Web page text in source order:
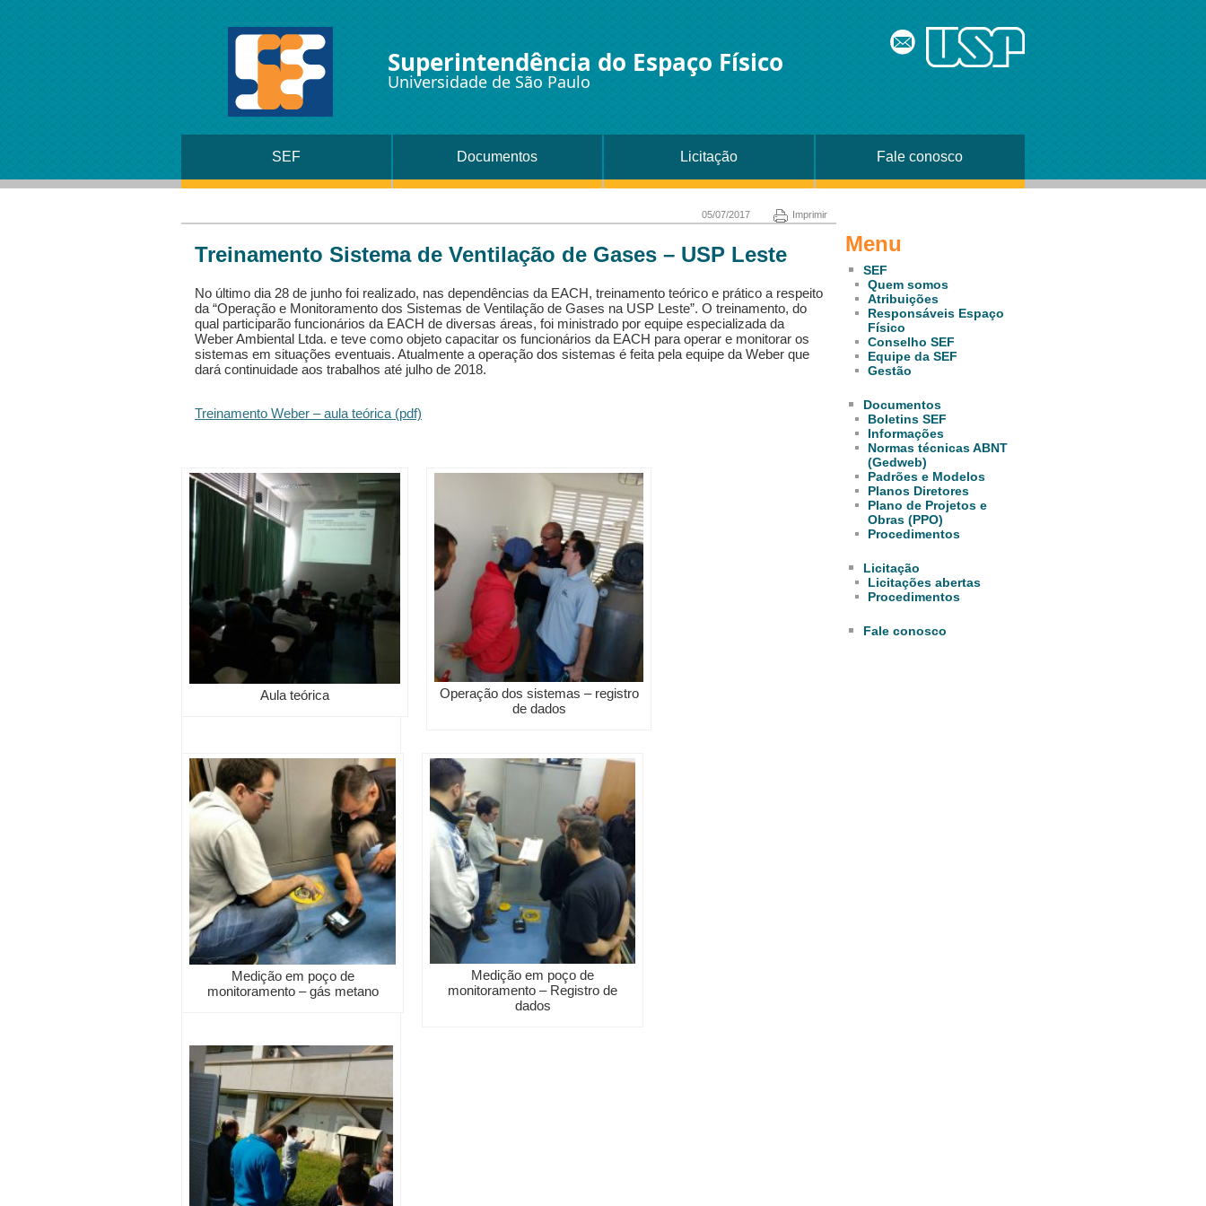
Superintendência do Espaço Físico
Universidade de São Paulo
SEF Documentos Licitação Fale conosco
05/07/2017 Imprimir
Treinamento Sistema de Ventilação de Gases – USP Leste
No último dia 28 de junho foi realizado, nas dependências da EACH, treinamento teórico e prático a respeito
da “Operação e Monitoramento dos Sistemas de Ventilação de Gases na USP Leste”. O treinamento, do
qual participarão funcionários da EACH de diversas áreas, foi ministrado por equipe especializada da
Weber Ambiental Ltda. e teve como objeto capacitar os funcionários da EACH para operar e monitorar os
sistemas em situações eventuais. Atualmente a operação dos sistemas é feita pela equipe da Weber que
dará continuidade aos trabalhos até julho de 2018.
Treinamento Weber – aula teórica (pdf)
Aula teórica
Operação dos sistemas – registro
de dados
Medição em poço de
monitoramento – gás metano
Medição em poço de
monitoramento – Registro de
dados
Menu
SEF
Quem somos
Atribuições
Responsáveis Espaço
Físico
Conselho SEF
Equipe da SEF
Gestão
Documentos
Boletins SEF
Informações
Normas técnicas ABNT
(Gedweb)
Padrões e Modelos
Planos Diretores
Plano de Projetos e
Obras (PPO)
Procedimentos
Licitação
Licitações abertas
Procedimentos
Fale conosco